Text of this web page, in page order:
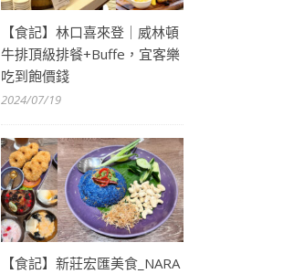
【食記】林口喜來登｜威林頓
牛排頂級排餐+Buffe，宜客樂
吃到飽價錢
2024/07/19
【食記】新莊宏匯美食_NARA